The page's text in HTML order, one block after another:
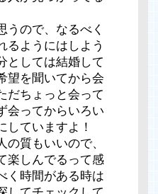
うので、なるべく
るようにはしよう
としては結婚して
望を聞いてから会
だちょっと会って
会ってからいろい
していますよ！
質もいいので、
楽しんでるって感
く時間がある時は